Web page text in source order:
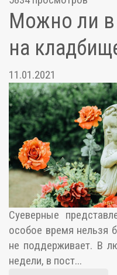
Можно ли в
на
11.01.2021
Суеверные
особое время нельзя
не поддерживает. В
недели, в пост...